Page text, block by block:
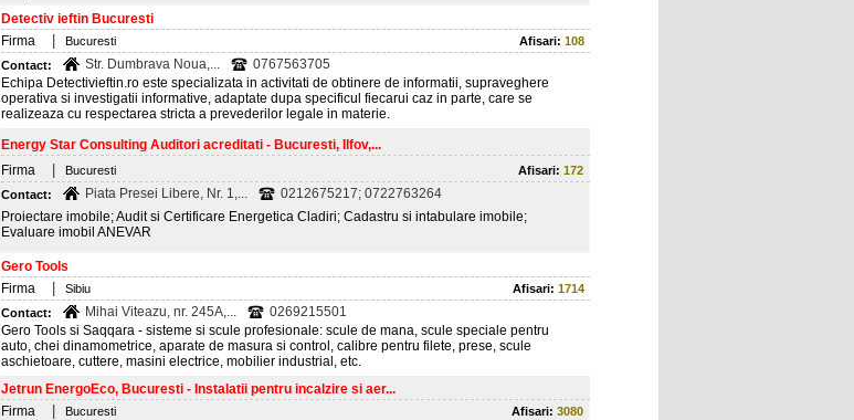
Detectiv ieftin Bucuresti
Firma
Bucuresti Afisari: 108
Contact:
Str. Dumbrava Noua,...
0767563705
Echipa Detectivieftin.ro este specializata in activitati de obtinere de informatii, supraveghere
operativa si investigatii informative, adaptate dupa specificul fiecarui caz in parte, care se
realizeaza cu respectarea stricta a prevederilor legale in materie.
Energy Star Consulting Auditori acreditati - Bucuresti, Ilfov,...
Firma
Bucuresti Afisari: 172
Contact:
Piata Presei Libere, Nr. 1,...
0212675217; 0722763264
Proiectare imobile; Audit si Certificare Energetica Cladiri; Cadastru si intabulare imobile;
Evaluare imobil ANEVAR
Gero Tools
Firma
Sibiu Afisari: 1714
Contact:
Mihai Viteazu, nr. 245A,...
0269215501
Gero Tools si Saqqara - sisteme si scule profesionale: scule de mana, scule speciale pentru
auto, chei dinamometrice, aparate de masura si control, calibre pentru filete, prese, scule
aschietoare, cuttere, masini electrice, mobilier industrial, etc.
Jetrun EnergoEco, Bucuresti - Instalatii pentru incalzire si aer...
Firma
Bucuresti Afisari: 3080